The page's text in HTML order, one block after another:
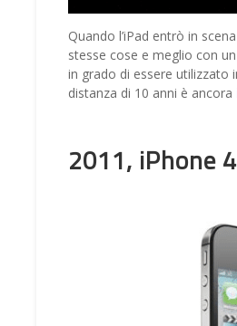
Quando l’iPad entrò in
stesse cose e meglio con
in grado di essere utilizzato
distanza di 10 anni è ancora
2011, iPhone